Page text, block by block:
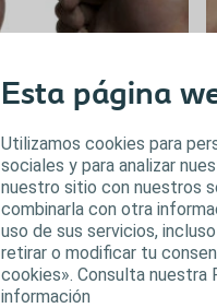
Esta página
Utilizamos cookies para
sociales y para analizar
nuestro sitio con nuestros
combinarla con otra
uso de sus servicios,
retirar o modificar tu
cookies». Consulta nuestra
información